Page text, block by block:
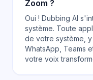
Zoom ?
Oui ! Dubbing AI
système. Toute
de votre système, y
WhatsApp, Teams
votre voix